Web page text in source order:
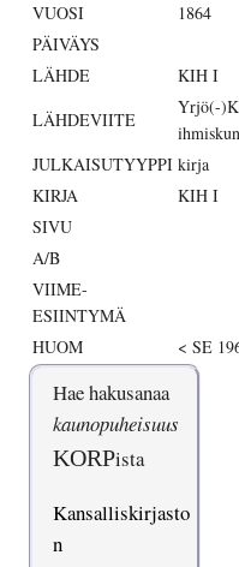
VUOSI
1864
PÄIVÄYS
LÄHDE
KIH I
LÄHDEVIITE
Yrjö(-
JULKAISUTYYPPI kirja
KIRJA
KIH I
SIVU
A/B
VIIME-
ESIINTYMÄ
HUOM
< SE
Hae hakusanaa
kaunopuheisuus
KORPista
Kansalliskirjasto
n